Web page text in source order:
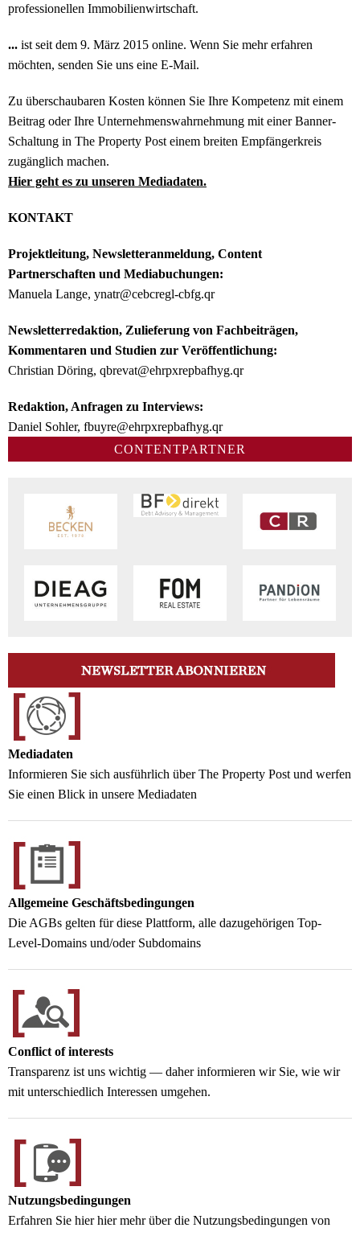
professionellen Immobilienwirtschaft.
... ist seit dem 9. März 2015 online. Wenn Sie mehr erfahren
möchten, senden Sie uns eine E-Mail.
Zu überschaubaren Kosten können Sie Ihre Kompetenz mit einem
Beitrag oder Ihre Unternehmenswahrnehmung mit einer Banner-
Schaltung in The Property Post einem breiten Empfängerkreis
zugänglich machen.
Hier geht es zu unseren Mediadaten.
KONTAKT
Projektleitung, Newsletteranmeldung, Content
Partnerschaften und Mediabuchungen:
Manuela Lange, ynatr@cebcregl-cbfg.qr
Newsletterredaktion, Zulieferung von Fachbeiträgen,
Kommentaren und Studien zur Veröffentlichung:
Christian Döring, qbrevat@ehrpxrepbafhyg.qr
Redaktion, Anfragen zu Interviews:
Daniel Sohler, fbuyre@ehrpxrepbafhyg.qr
CONTENTPARTNER
Mediadaten
Informieren Sie sich ausführlich über The Property Post und werfen
Sie einen Blick in unsere Mediadaten
Allgemeine Geschäftsbedingungen
Die AGBs gelten für diese Plattform, alle dazugehörigen Top-
Level-Domains und/oder Subdomains
Conflict of interests
Transparenz ist uns wichtig — daher informieren wir Sie, wie wir
mit unterschiedlich Interessen umgehen.
Nutzungsbedingungen
Erfahren Sie hier hier mehr über die Nutzungsbedingungen von